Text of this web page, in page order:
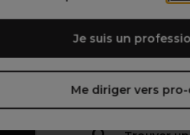
Je suis un
Me diriger vers
au panier